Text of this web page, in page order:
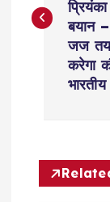
s
v
बयान
जज तय
करेगा
भारतीय